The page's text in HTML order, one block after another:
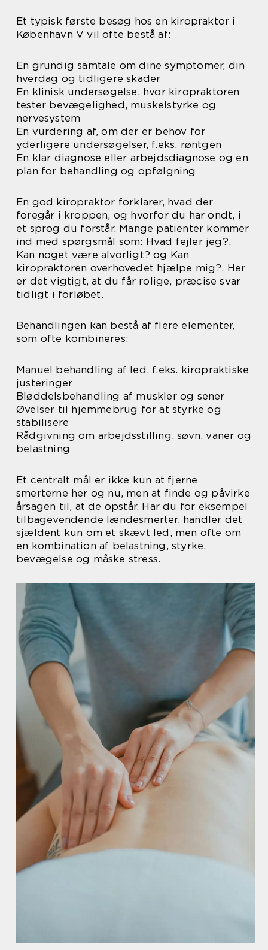
Et typisk første besøg hos en kiropraktor i
København V vil ofte bestå af:
En grundig samtale om dine symptomer, din
hverdag og tidligere skader
En klinisk undersøgelse, hvor kiropraktoren
tester bevægelighed, muskelstyrke og
nervesystem
En vurdering af, om der er behov for
yderligere undersøgelser, f.eks. røntgen
En klar diagnose eller arbejdsdiagnose og en
plan for behandling og opfølgning
En god kiropraktor forklarer, hvad der
foregår i kroppen, og hvorfor du har ondt, i
et sprog du forstår. Mange patienter kommer
ind med spørgsmål som: Hvad fejler jeg?,
Kan noget være alvorligt? og Kan
kiropraktoren overhovedet hjælpe mig?. Her
er det vigtigt, at du får rolige, præcise svar
tidligt i forløbet.
Behandlingen kan bestå af flere elementer,
som ofte kombineres:
Manuel behandling af led, f.eks. kiropraktiske
justeringer
Bløddelsbehandling af muskler og sener
Øvelser til hjemmebrug for at styrke og
stabilisere
Rådgivning om arbejdsstilling, søvn, vaner og
belastning
Et centralt mål er ikke kun at fjerne
smerterne her og nu, men at finde og påvirke
årsagen til, at de opstår. Har du for eksempel
tilbagevendende lændesmerter, handler det
sjældent kun om et skævt led, men ofte om
en kombination af belastning, styrke,
bevægelse og måske stress.